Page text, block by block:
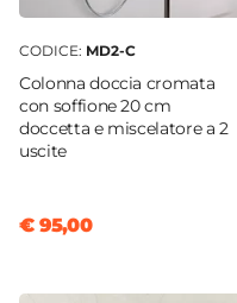
51 cm
Profondità Pannello
7,2 cm
17 cm
Alluminio
CODICE: MD2-C
Colonna doccia cromata
con soffione 20 cm
doccetta e miscelatore a 2
uscite
€ 95,00